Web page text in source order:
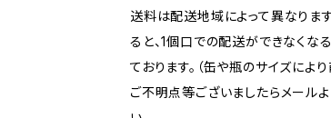
送料は配送地域によって異なりま
ると、1個口での配送ができなくな
ております。（缶や瓶のサイズによ
ご不明点等ございましたらメール